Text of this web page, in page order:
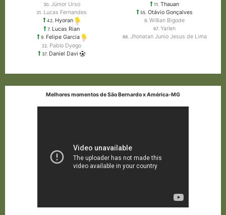
30.Júnior Urso
31. Lucas Fernandes
42. Hyoran
7. Lucas Rian
9.Felipe Garcia
22. Pablo Dyego
37. Daniel Davi
11. Thauan
55. Otávio Gonçalves
9. Willian Bigode
67. Yarlen
88.Jhonatan Junio ​​Jesus de Lima
Melhores momentos de São Bernardo x América-MG